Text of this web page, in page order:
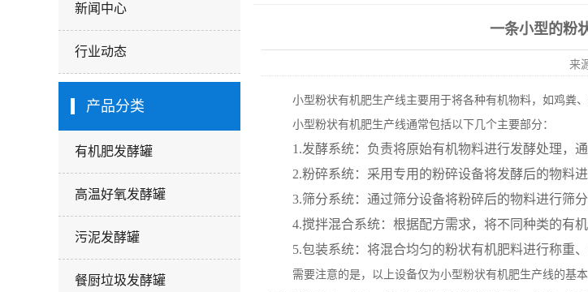
新闻中心
行业动态
产品分类
有机肥发酵罐
高温好氧发酵罐
污泥发酵罐
餐厨垃圾发酵罐
一条小型的粉
来
小型粉状有机肥生产线主要用于将各种有机物料，如鸡粪
小型粉状有机肥生产线通常包括以下几个主要部分：
1.发酵系统：负责将原始有机物料进行发酵处理，
2.粉碎系统：采用专用的粉碎设备将发酵后的物料
3.筛分系统：通过筛分设备将粉碎后的物料进行筛
4.搅拌混合系统：根据配方需求，将不同种类的有
5.包装系统：将混合均匀的粉状有机肥料进行称重
需要注意的是，以上设备仅为小型粉状有机肥生产线的基